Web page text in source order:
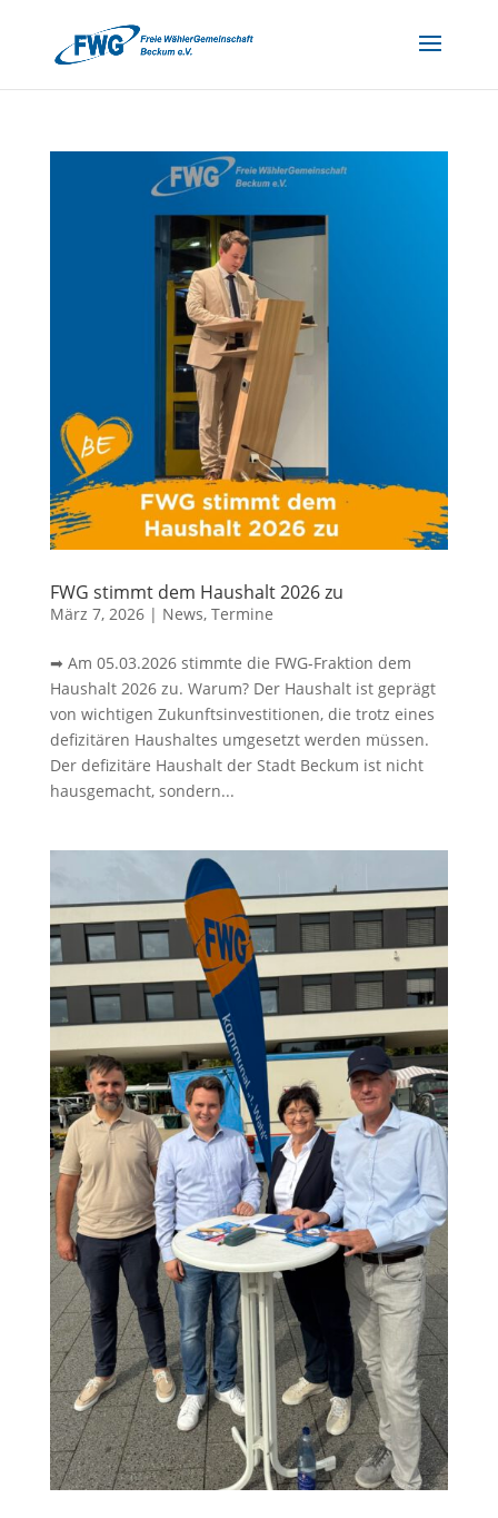
FWG stimmt dem Haushalt 2026 zu
März 7, 2026| News, Termine
➡ Am 05.03.2026 stimmte die FWG-Fraktion dem
Haushalt 2026 zu. Warum? Der Haushalt ist geprägt
von wichtigen Zukunftsinvestitionen, die trotz eines
defizitären Haushaltes umgesetzt werden müssen.
Der defizitäre Haushalt der Stadt Beckum ist nicht
hausgemacht, sondern...